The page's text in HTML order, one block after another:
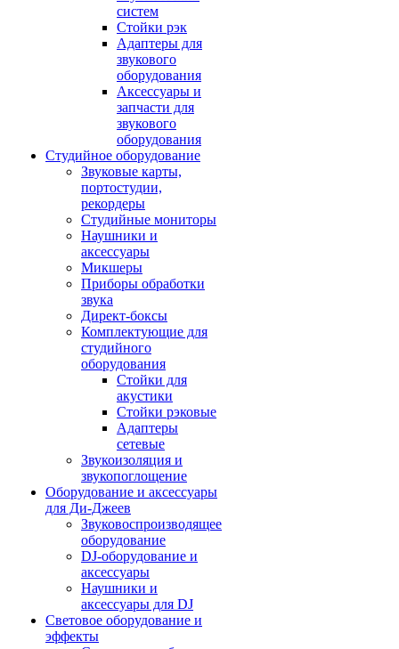
систем
Стойки рэк
Адаптеры для
звукового
оборудования
Аксессуары и
запчасти для
звукового
оборудования
Студийное оборудование
Звуковые карты,
портостудии,
рекордеры
Студийные мониторы
Наушники и
аксессуары
Микшеры
Приборы обработки
звука
Директ-боксы
Комплектующие для
студийного
оборудования
Стойки для
акустики
Стойки рэковые
Адаптеры
сетевые
Звукоизоляция и
звукопоглощение
Оборудование и аксессуары
для Ди-Джеев
Звуковоспроизводящее
оборудование
DJ-оборудование и
аксессуары
Наушники и
аксессуары для DJ
Световое оборудование и
эффекты